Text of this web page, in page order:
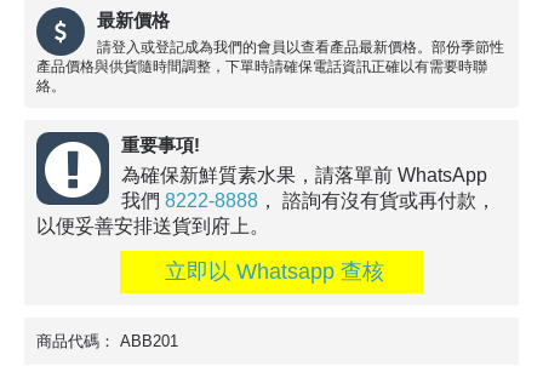
最新價格
請登入或登記成為我們的會員以查看產品最新價格。部份季節性
產品價格與供貨隨時間調整，下單時請確保電話資訊正確以有需要時聯
絡。
重要事項!
為確保新鮮質素水果，請落單前 WhatsApp
我們 8222-8888 ， 諮詢有沒有貨或再付款，
以便妥善安排送貨到府上。
立即以 Whatsapp 查核
商品代碼： ABB201